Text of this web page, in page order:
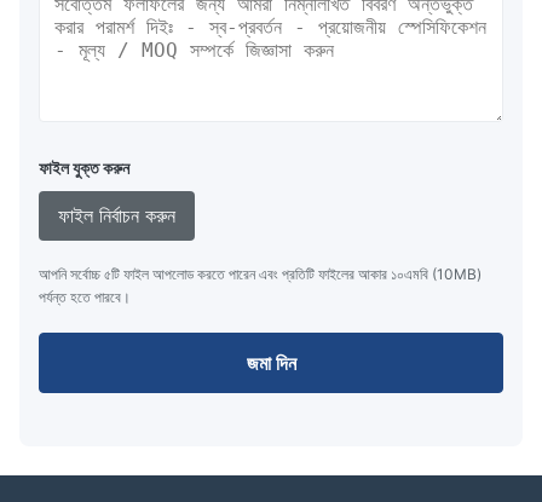
ফাইল যুক্ত করুন
ফাইল নির্বাচন করুন
আপনি সর্বোচ্চ ৫টি ফাইল আপলোড করতে পারেন এবং প্রতিটি ফাইলের আকার ১০এমবি (10MB)
পর্যন্ত হতে পারবে।
জমা দিন